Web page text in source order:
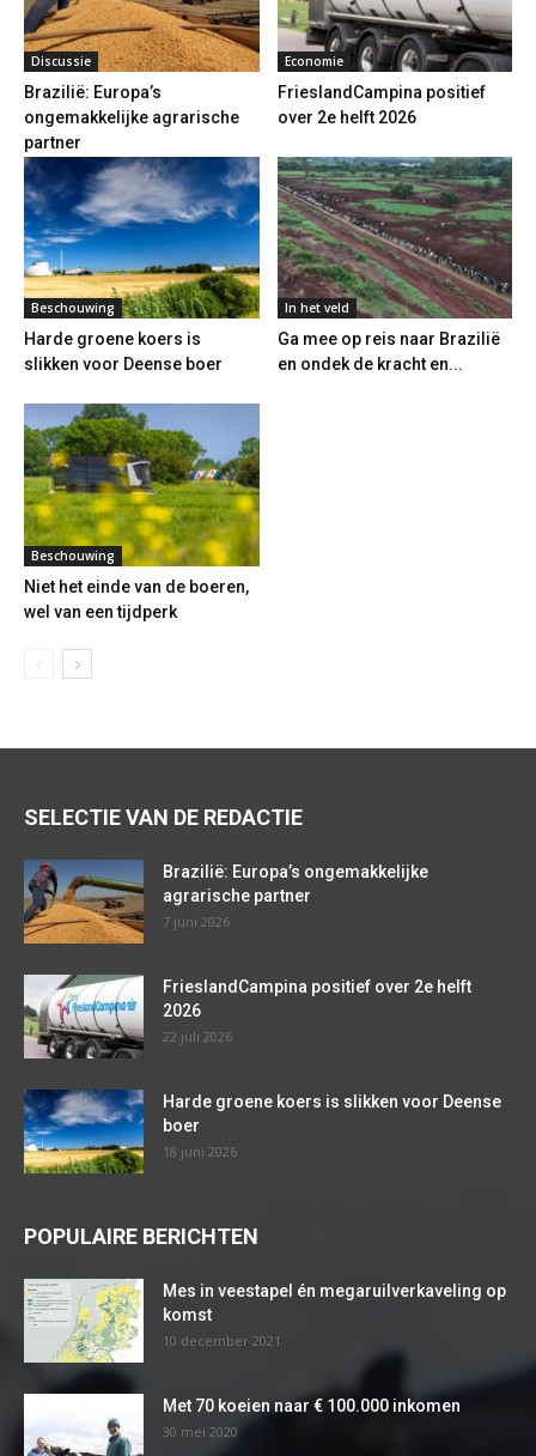
Discussie
Brazilië: Europa’s
ongemakkelijke agrarische
partner
Economie
FrieslandCampina positief
over 2e helft 2026
Beschouwing
Harde groene koers is
slikken voor Deense boer
In het veld
Ga mee op reis naar Brazilië
en ondek de kracht en...
Beschouwing
Niet het einde van de boeren,
wel van een tijdperk
SELECTIE VAN DE REDACTIE
Brazilië: Europa’s ongemakkelijke
agrarische partner
7 juni 2026
FrieslandCampina positief over 2e helft
2026
22 juli 2026
Harde groene koers is slikken voor Deense
boer
18 juni 2026
POPULAIRE BERICHTEN
Mes in veestapel én megaruilverkaveling op
komst
10 december 2021
Met 70 koeien naar € 100.000 inkomen
30 mei 2020